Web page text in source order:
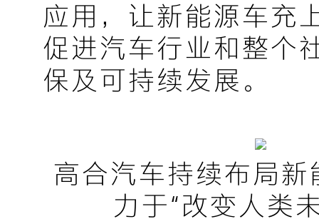
应用，让新能源车充
促进汽车行业和整个
保及可持续发展。
高合汽车持续布局
力于“改变人类